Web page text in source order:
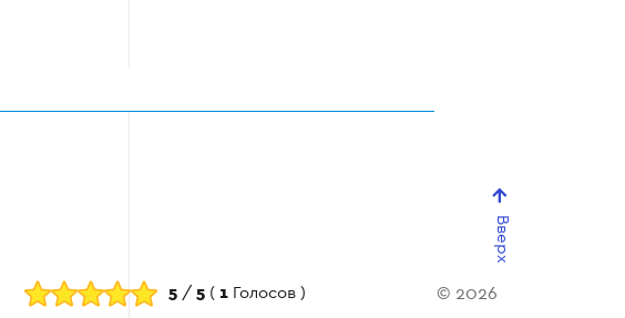
5 / 5 ( 1 Голосов ) © 2026
Вверх